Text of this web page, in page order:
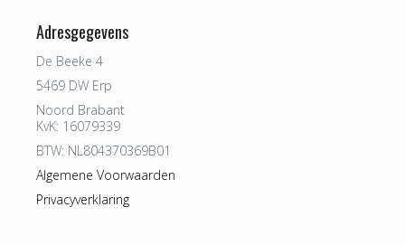
Adresgegevens
De Beeke 4
5469 DW Erp
Noord Brabant
KvK: 16079339
BTW: NL804370369B01
Algemene Voorwaarden
Privacyverklaring